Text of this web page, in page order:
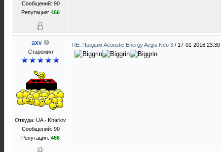
Сообщений: 90
Репутация: 466
axv
Старожил
Откуда: UA - Kharkiv
Сообщений: 90
Репутация: 466
RE: Продам Acoustic Energy Aegis Neo 3 / 17-01-2016 23:30